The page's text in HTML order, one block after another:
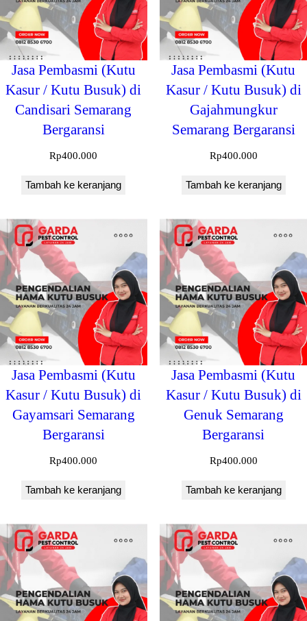
Jasa Pembasmi (Kutu
Kasur / Kutu Busuk) di
Candisari Semarang
Bergaransi
Rp400.000
Tambah ke keranjang
Jasa Pembasmi (Kutu
Kasur / Kutu Busuk) di
Gajahmungkur
Semarang Bergaransi
Rp400.000
Tambah ke keranjang
Jasa Pembasmi (Kutu
Kasur / Kutu Busuk) di
Gayamsari Semarang
Bergaransi
Rp400.000
Tambah ke keranjang
Jasa Pembasmi (Kutu
Kasur / Kutu Busuk) di
Genuk Semarang
Bergaransi
Rp400.000
Tambah ke keranjang